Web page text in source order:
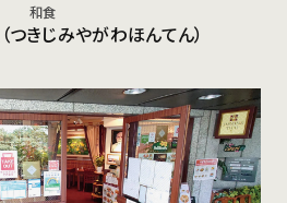
和食
つきじみやがわほんてん）